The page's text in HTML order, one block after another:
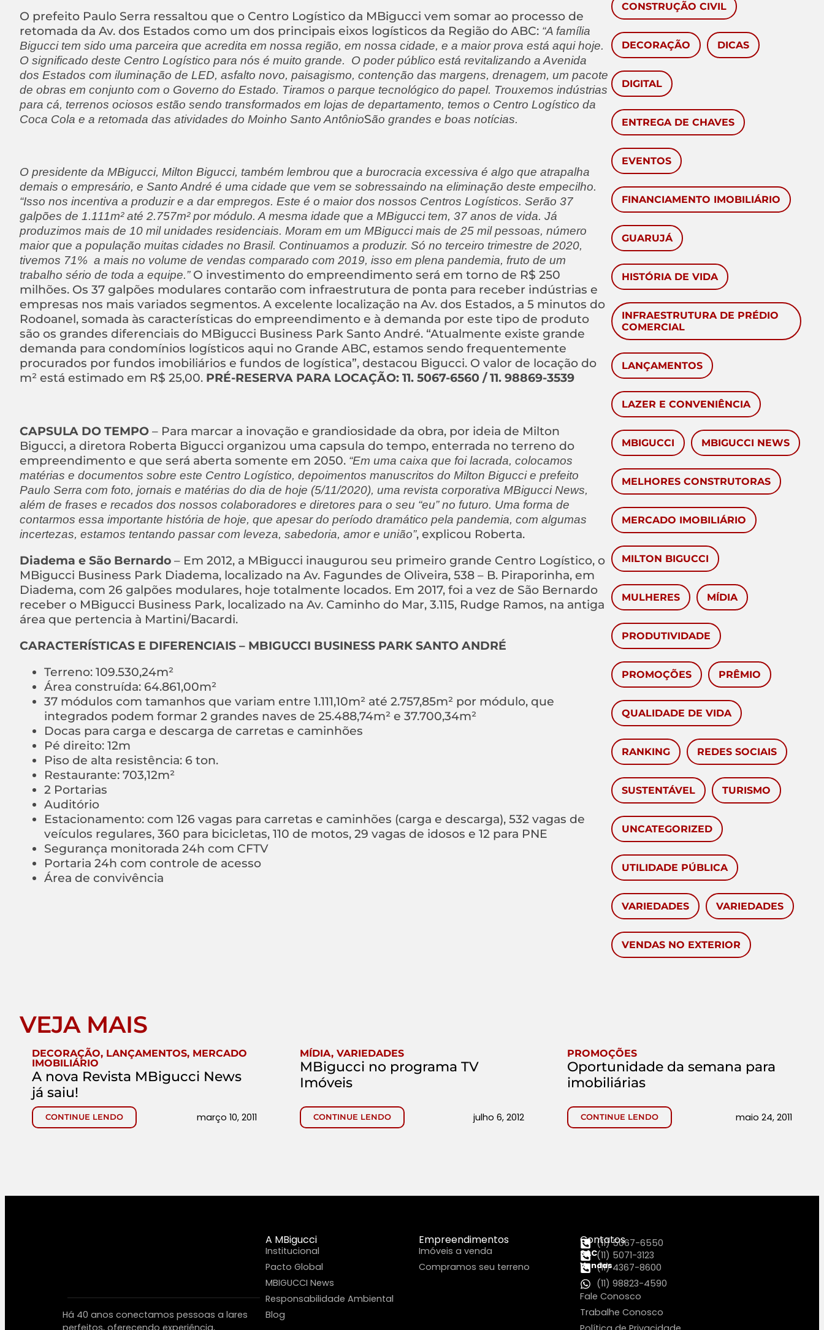
O prefeito Paulo Serra ressaltou que o Centro Logístico da MBigucci vem somar ao processo de
retomada da Av. dos Estados como um dos principais eixos logísticos da Região do ABC: “A família
Bigucci tem sido uma parceira que acredita em nossa região, em nossa cidade, e a maior prova está aqui hoje.
O significado deste Centro Logístico para nós é muito grande. O poder público está revitalizando a Avenida
dos Estados com iluminação de LED, asfalto novo, paisagismo, contenção das margens, drenagem, um pacote
de obras em conjunto com o Governo do Estado. Tiramos o parque tecnológico do papel. Trouxemos indústrias
para cá, terrenos ociosos estão sendo transformados em lojas de departamento, temos o Centro Logístico da
Coca Cola e a retomada das atividades do Moinho Santo AntônioSão grandes e boas notícias.
O presidente da MBigucci, Milton Bigucci, também lembrou que a burocracia excessiva é algo que atrapalha
demais o empresário, e Santo André é uma cidade que vem se sobressaindo na eliminação deste empecilho.
“Isso nos incentiva a produzir e a dar empregos. Este é o maior dos nossos Centros Logísticos. Serão 37
galpões de 1.111m² até 2.757m² por módulo. A mesma idade que a MBigucci tem, 37 anos de vida. Já
produzimos mais de 10 mil unidades residenciais. Moram em um MBigucci mais de 25 mil pessoas, número
maior que a população muitas cidades no Brasil. Continuamos a produzir. Só no terceiro trimestre de 2020,
tivemos 71% a mais no volume de vendas comparado com 2019, isso em plena pandemia, fruto de um
trabalho sério de toda a equipe.” O investimento do empreendimento será em torno de R$ 250
milhões. Os 37 galpões modulares contarão com infraestrutura de ponta para receber indústrias e
empresas nos mais variados segmentos. A excelente localização na Av. dos Estados, a 5 minutos do
Rodoanel, somada às características do empreendimento e à demanda por este tipo de produto
são os grandes diferenciais do MBigucci Business Park Santo André. “Atualmente existe grande
demanda para condomínios logísticos aqui no Grande ABC, estamos sendo frequentemente
procurados por fundos imobiliários e fundos de logística”, destacou Bigucci. O valor de locação do
m² está estimado em R$ 25,00. PRÉ-RESERVA PARA LOCAÇÃO: 11. 5067-6560 / 11. 98869-3539
CAPSULA DO TEMPO – Para marcar a inovação e grandiosidade da obra, por ideia de Milton
Bigucci, a diretora Roberta Bigucci organizou uma capsula do tempo, enterrada no terreno do
empreendimento e que será aberta somente em 2050. “Em uma caixa que foi lacrada, colocamos
matérias e documentos sobre este Centro Logístico, depoimentos manuscritos do Milton Bigucci e prefeito
Paulo Serra com foto, jornais e matérias do dia de hoje (5/11/2020), uma revista corporativa MBigucci News,
além de frases e recados dos nossos colaboradores e diretores para o seu “eu” no futuro. Uma forma de
contarmos essa importante história de hoje, que apesar do período dramático pela pandemia, com algumas
incertezas, estamos tentando passar com leveza, sabedoria, amor e união”, explicou Roberta.
Diadema e São Bernardo – Em 2012, a MBigucci inaugurou seu primeiro grande Centro Logístico, o
MBigucci Business Park Diadema, localizado na Av. Fagundes de Oliveira, 538 – B. Piraporinha, em
Diadema, com 26 galpões modulares, hoje totalmente locados. Em 2017, foi a vez de São Bernardo
receber o MBigucci Business Park, localizado na Av. Caminho do Mar, 3.115, Rudge Ramos, na antiga
área que pertencia à Martini/Bacardi.
CARACTERÍSTICAS E DIFERENCIAIS – MBIGUCCI BUSINESS PARK SANTO ANDRÉ
Terreno: 109.530,24m²
Área construída: 64.861,00m²
37 módulos com tamanhos que variam entre 1.111,10m² até 2.757,85m² por módulo, que
integrados podem formar 2 grandes naves de 25.488,74m² e 37.700,34m²
Docas para carga e descarga de carretas e caminhões
Pé direito: 12m
Piso de alta resistência: 6 ton.
Restaurante: 703,12m²
2 Portarias
Auditório
Estacionamento: com 126 vagas para carretas e caminhões (carga e descarga), 532 vagas de
veículos regulares, 360 para bicicletas, 110 de motos, 29 vagas de idosos e 12 para PNE
Segurança monitorada 24h com CFTV
Portaria 24h com controle de acesso
Área de convivência
CONSTRUÇÃO CIVIL
DECORAÇÃO DICAS
DIGITAL
ENTREGA DE CHAVES
EVENTOS
FINANCIAMENTO IMOBILIÁRIO
GUARUJÁ
HISTÓRIA DE VIDA
INFRAESTRUTURA DE PRÉDIO
COMERCIAL
LANÇAMENTOS
LAZER E CONVENIÊNCIA
MBIGUCCI MBIGUCCI NEWS
MELHORES CONSTRUTORAS
MERCADO IMOBILIÁRIO
MILTON BIGUCCI
MULHERES MÍDIA
PRODUTIVIDADE
PROMOÇÕES PRÊMIO
QUALIDADE DE VIDA
RANKING REDES SOCIAIS
SUSTENTÁVEL TURISMO
UNCATEGORIZED
UTILIDADE PÚBLICA
VARIEDADES VARIEDADES
VENDAS NO EXTERIOR
VEJA MAIS
DECORAÇÃO, LANÇAMENTOS, MERCADO
IMOBILIÁRIO
A nova Revista MBigucci News
já saiu!
CONTINUE LENDO março 10, 2011
MÍDIA, VARIEDADES
MBigucci no programa TV
Imóveis
CONTINUE LENDO julho 6, 2012
PROMOÇÕES
Oportunidade da semana para
imobiliárias
CONTINUE LENDO maio 24, 2011
Há 40 anos conectamos pessoas a lares
perfeitos, oferecendo experiência,
A MBigucci
Institucional
Pacto Global
MBIGUCCI News
Responsabilidade Ambiental
Blog
Empreendimentos
Imóveis a venda
Compramos seu terreno
Contatos
(11) 5067-6550
SAC(11) 5071-3123
Vendas(11) 4367-8600
(11) 98823-4590
Fale Conosco
Trabalhe Conosco